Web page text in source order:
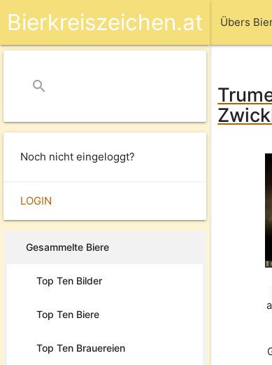
Übers
Bierkreiszeichen.at
search
Noch nicht eingeloggt?
LOGIN
Gesammelte Biere
Top Ten Bilder
Top Ten Biere
Top Ten Brauereien